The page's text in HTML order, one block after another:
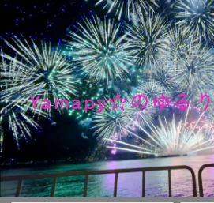
Yamapy☆のゆる